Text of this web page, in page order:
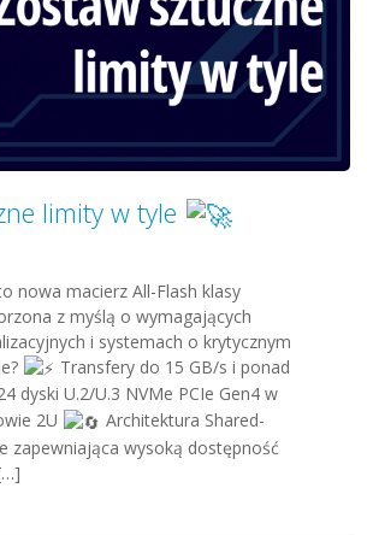
limity w tyle
nowa macierz All-Flash klasy
z myślą o wymagających
i systemach o krytycznym
Transfery do 15 GB/s i ponad
dyski U.2/U.3 NVMe PCIe Gen4 w
2U
Architektura Shared-
zapewniająca wysoką dostępność